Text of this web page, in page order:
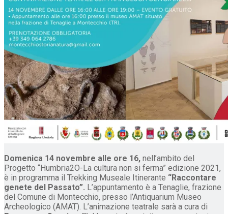
Domenica 14 novembre alle ore 16, nell’ambito del
Progetto “Humbria2O-La cultura non si ferma” edizione 2021,
è in programma il Trekking Museale Itinerante “Raccontare
genete del Passato”. L’appuntamento è a Tenaglie, frazione
del Comune di Montecchio, presso l’Antiquarium Museo
Archeologico (AMAT). L’animazione teatrale sarà a cura di